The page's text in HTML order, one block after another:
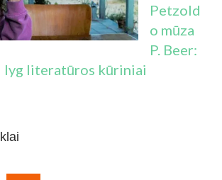
Petzold
o mūza
P. Beer:
lyg literatūros kūriniai